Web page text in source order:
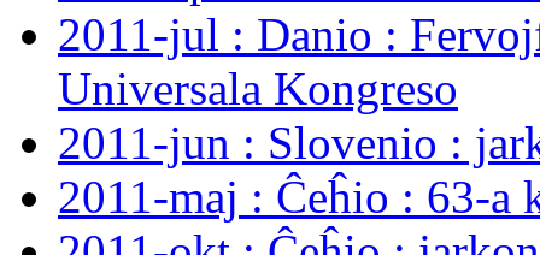
2011-jul : Danio :
Universala Kongreso
2011-jun : Slovenio :
2011-maj : Ĉeĥio : 63-a